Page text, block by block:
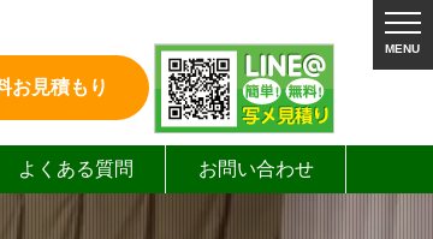
MENU
お見積もり
よくある質問 お問い合わせ